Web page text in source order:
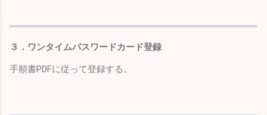
３．ワンタイムパスワードカード登録
手順書PDFに従って登録する。